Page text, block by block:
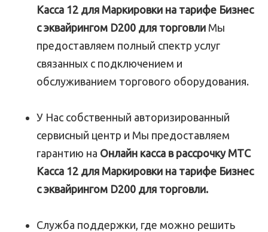
Касса 12 для Маркировки на тарифе Бизнес
с эквайрингом D200 для торговли Мы
предоставляем полный спектр услуг
связанных с подключением и
обслуживанием торгового оборудования.
У Нас собственный авторизированный
сервисный центр и Мы предоставляем
гарантию на Онлайн касса в рассрочку МТС
Касса 12 для Маркировки на тарифе Бизнес
с эквайрингом D200 для торговли.
Служба поддержки, где можно решить